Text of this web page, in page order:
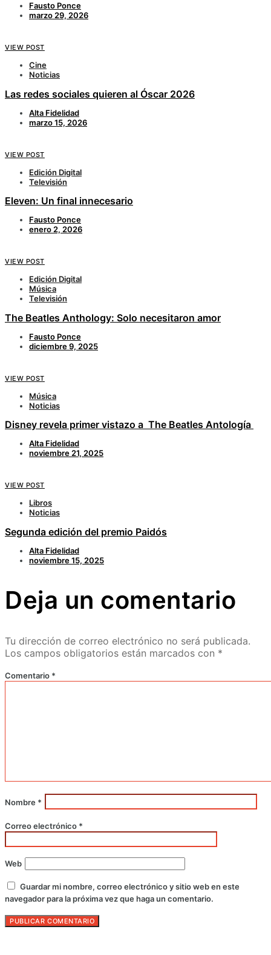
Fausto Ponce
marzo 29, 2026
VIEW POST
Cine
Noticias
Las redes sociales quieren al Óscar 2026
Alta Fidelidad
marzo 15, 2026
VIEW POST
Edición Digital
Televisión
Eleven: Un final innecesario
Fausto Ponce
enero 2, 2026
VIEW POST
Edición Digital
Música
Televisión
The Beatles Anthology: Solo necesitaron amor
Fausto Ponce
diciembre 9, 2025
VIEW POST
Música
Noticias
Disney revela primer vistazo a The Beatles Antología
Alta Fidelidad
noviembre 21, 2025
VIEW POST
Libros
Noticias
Segunda edición del premio Paidós
Alta Fidelidad
noviembre 15, 2025
Deja un comentario
Tu dirección de correo electrónico no será publicada.
Los campos obligatorios están marcados con *
Comentario *
Nombre *
Correo electrónico *
Web
Guardar mi nombre, correo electrónico y sitio web en este
navegador para la próxima vez que haga un comentario.